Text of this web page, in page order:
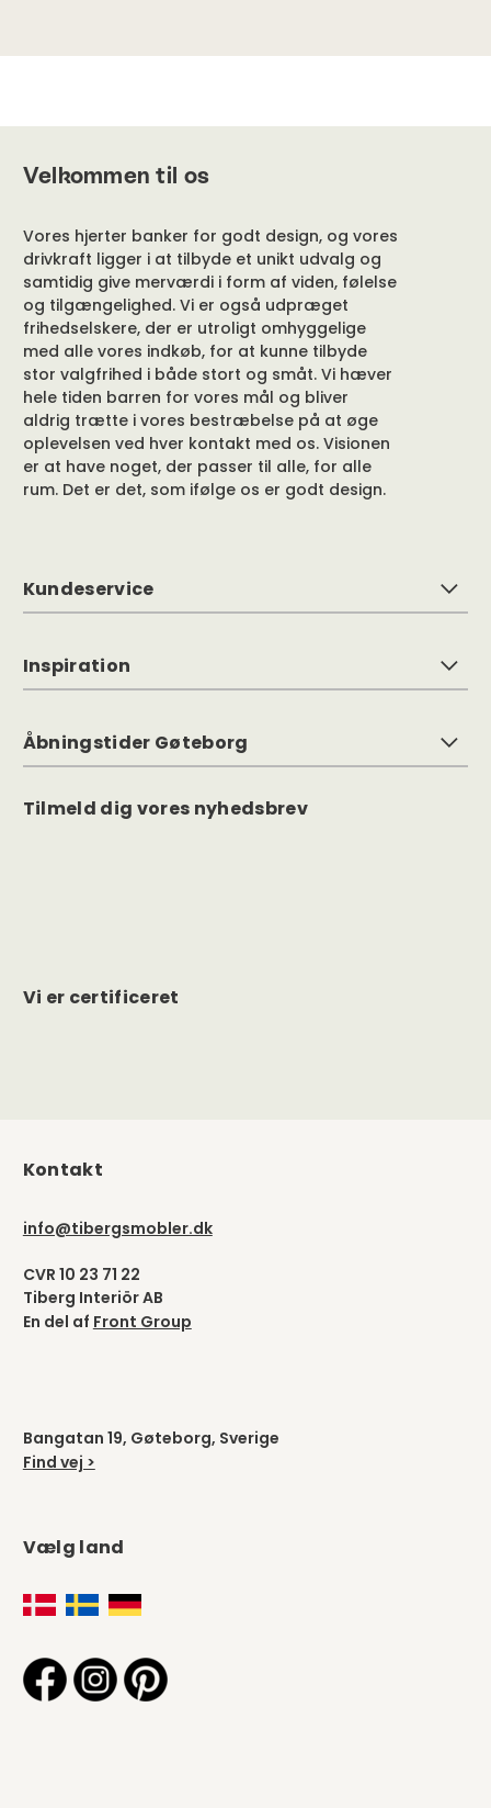
Velkommen til os
Vores hjerter banker for godt design, og vores
drivkraft ligger i at tilbyde et unikt udvalg og
samtidig give merværdi i form af viden, følelse
og tilgængelighed. Vi er også udpræget
frihedselskere, der er utroligt omhyggelige
med alle vores indkøb, for at kunne tilbyde
stor valgfrihed i både stort og småt. Vi hæver
hele tiden barren for vores mål og bliver
aldrig trætte i vores bestræbelse på at øge
oplevelsen ved hver kontakt med os. Visionen
er at have noget, der passer til alle, for alle
rum. Det er det, som ifølge os er godt design.
Kundeservice
Inspiration
Åbningstider Gøteborg
Tilmeld dig vores nyhedsbrev
Vi er certificeret
Kontakt
info@tibergsmobler.dk
CVR 10 23 71 22
Tiberg Interiör AB
En del af Front Group
Bangatan 19, Gøteborg, Sverige
Find vej >
Vælg land